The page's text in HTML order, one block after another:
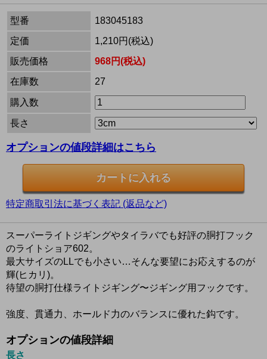
型番
183045183
定価
1,210円(税込)
販売価格
968円(税込)
在庫数
27
購入数
長さ
オプションの値段詳細はこちら
特定商取引法に基づく表記 (返品など)
スーパーライトジギングやタイラバでも好評の胴打フック
のライトショア602。
最大サイズのLLでも小さい…そんな要望にお応えするのが
輝(ヒカリ)。
待望の胴打仕様ライトジギング〜ジギング用フックです。
強度、貫通力、ホールド力のバランスに優れた鈎です。
オプションの値段詳細
長さ